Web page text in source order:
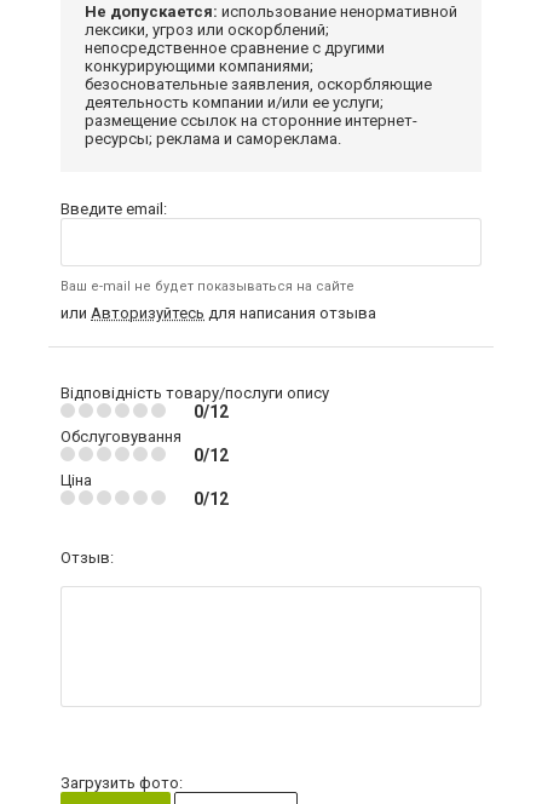
Не допускается: использование ненормативной
лексики, угроз или оскорблений;
непосредственное сравнение с другими
конкурирующими компаниями;
безосновательные заявления, оскорбляющие
деятельность компании и/или ее услуги;
размещение ссылок на сторонние интернет-
ресурсы; реклама и самореклама.
Введите email:
Ваш e-mail не будет показываться на сайте
или Авторизуйтесь для написания отзыва
Відповідність товару/послуги опису
0/12
Обслуговування
0/12
Ціна
0/12
Отзыв:
Загрузить фото: